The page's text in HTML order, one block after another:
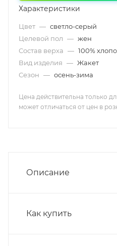
Характеристики
Цвет — светло-серый
Целевой пол — жен
Состав верха — 100%
Вид изделия — Жакет
Сезон — осень-зима
Цена действительна только
может отличаться от цен в
Описание
Как купить